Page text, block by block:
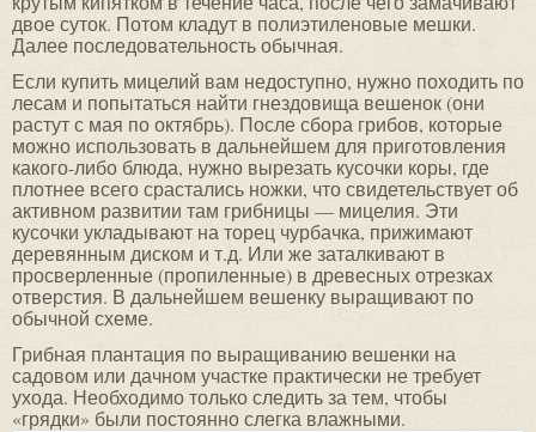
двое суток. Потом кладут в полиэтиленовые мешки.
Далее последовательность обычная.
Если купить мицелий вам недоступно, нужно походить по
лесам и попытаться найти гнездовища вешенок (они
растут с мая по октябрь). После сбора грибов, которые
можно использовать в дальнейшем для приготовления
какого-либо блюда, нужно вырезать кусочки коры, где
плотнее всего срастались ножки, что свидетельствует об
активном развитии там грибницы — мицелия. Эти
кусочки укладывают на торец чурбачка, прижимают
деревянным диском и т.д. Или же заталкивают в
просверленные (пропиленные) в древесных отрезках
отверстия. В дальнейшем вешенку выращивают по
обычной схеме.
Грибная плантация по выращиванию вешенки на
садовом или дачном участке практически не требует
ухода. Необходимо только следить за тем, чтобы
«грядки» были постоянно слегка влажными.